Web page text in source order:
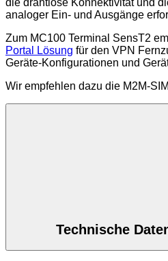
die drahtlose Konnektivität und
analoger Ein- und Ausgänge
Zum MC100 Terminal SensT2
Portal Lösung für den VPN
Geräte-Konfigurationen und
Wir empfehlen dazu die M2M-
Technische